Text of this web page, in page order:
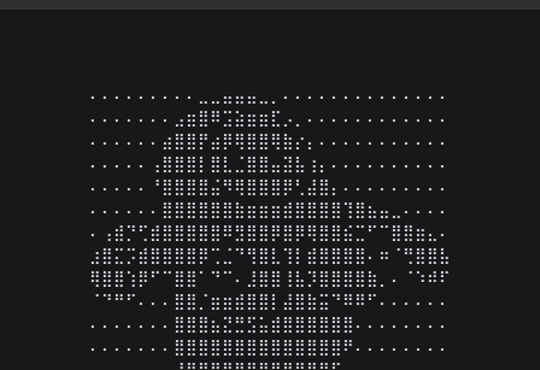
⠄⠄⠄⠄⠄⠄⠄⠄⠄⣀⣀⣤⣤⣤⣀⡀⠄⠄⠄⠄⠄⠄⠄⠄⠄⠄⠄⠄⠄⠄
⠄⠄⠄⠄⠄⠄⠄⣠⣶⣿⠿⣩⣵⣶⣶⣏⡠⡀⠄⠄⠄⠄⠄⠄⠄⠄⠄⠄⠄⠄
⠄⠄⠄⠄⠄⠄⣴⣿⣿⡟⣴⡿⢿⣿⣿⢿⣷⡔⡄⠄⠄⠄⠄⠄⠄⠄⠄⠄⠄⠄
⠄⠄⠄⠄⠄⢠⣿⣿⣿⡇⣿⣇⣈⣿⣿⣤⣽⣧⢰⡄⠄⠄⠄⠄⠄⠄⠄⠄⠄⠄
⠄⠄⠄⠄⠄⠘⣿⣿⣿⣿⣬⠻⢿⣿⣿⣿⡿⢃⣼⣿⡄⠄⠄⠄⠄⠄⠄⠄⠄⠄
⠄⠄⠄⠄⠄⠄⣿⣿⣿⣿⣿⣿⣷⣶⣶⣶⣾⣿⣿⣿⣿⢹⣿⣦⣤⣀⠄⠄⠄⠄
⠄⢠⣾⡙⢋⣾⣿⣿⣿⣿⣿⠿⣻⣿⣿⡿⣿⡿⢿⣿⣿⣮⣉⠋⠉⣿⣿⣶⣄⠄
⣰⣿⣍⡩⣾⣿⣿⣿⣿⡿⢉⣈⠙⢻⣿⣇⢹⡇⣾⣿⣿⣿⣿⠄⠶⠈⢛⣿⣿⣧
⢿⣿⣿⢱⡿⠋⠉⣿⣿⠁⠙⠉⠄⣸⣿⣿⢸⣧⡹⣿⣿⣿⣿⣷⡀⠄⠈⠱⠾⠏
⠈⠙⠛⠋⠄⠄⠄⣿⣿⡈⣶⣶⣾⣿⣿⡇⣼⣿⣷⣭⠙⠿⠿⠋⠄⠄⠄⠄⠄⠄
⠄⠄⠄⠄⠄⠄⠄⣿⣿⣿⣦⣝⣛⣫⣥⣾⣿⣿⣿⣿⣿⣿⠄⠄⠄⠄⠄⠄⠄⠄
⠄⠄⠄⠄⠄⠄⠄⣿⣿⣿⣿⣿⣿⣿⣿⣿⣿⣿⣿⣿⣿⠟⠄⠄⠄⠄⠄⠄⠄⠄